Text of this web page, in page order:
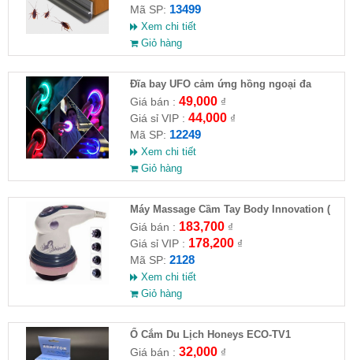
Mã SP: 13499
Xem chi tiết
Giỏ hàng
Đĩa bay UFO cảm ứng hồng ngoại đa
chiều tự động bay về
Giá bán : 49,000₫
Giá sỉ VIP : 44,000₫
Mã SP: 12249
Xem chi tiết
Giỏ hàng
Máy Massage Cầm Tay Body Innovation (
HĐ )
Giá bán : 183,700₫
Giá sỉ VIP : 178,200₫
Mã SP: 2128
Xem chi tiết
Giỏ hàng
Ổ Cắm Du Lịch Honeys ECO-TV1
Giá bán : 32,000₫